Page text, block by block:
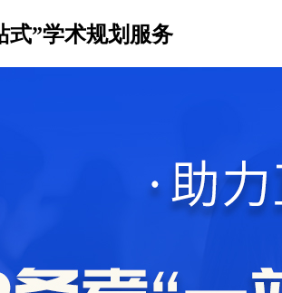
式”学术规划服务